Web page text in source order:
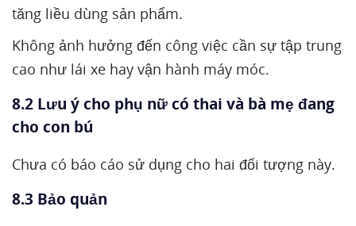
tăng liều dùng sản phẩm.
Không ảnh hưởng đến công việc cần sự tập trung
cao như lái xe hay vận hành máy móc.
8.2 Lưu ý cho phụ nữ có thai và bà mẹ đang
cho con bú
Chưa có báo cáo sử dụng cho hai đối tượng này.
8.3 Bảo quản